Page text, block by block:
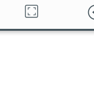
Mænd 1873